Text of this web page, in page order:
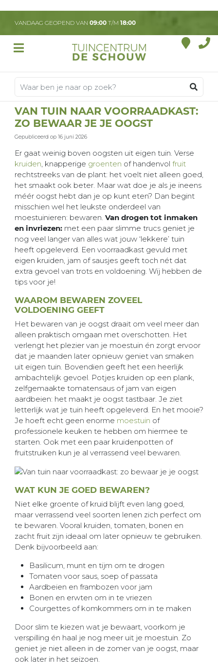
a
t
VANDAAG GEOPEND VAN 09:00 T/M 18:00
VAN TUIN NAAR VOORRAADKAST:
ZO BEWAAR JE JE OOGST
Gepubliceerd op 16 juni 2026
Er gaat weinig boven oogsten uit eigen tuin. Verse
kruiden, knapperige groenten of handenvol fruit
rechtstreeks van de plant: het voelt niet alleen goed,
het smaakt ook beter. Maar wat doe je als je ineens
méér oogst hebt dan je op kunt eten? Dan begint
misschien wel het leukste onderdeel van
moestuinieren: bewaren. Van drogen tot inmaken
en invriezen: met een paar slimme trucs geniet je
nog veel langer van alles wat jouw ‘lekkere’ tuin
heeft opgeleverd. Een voorraadkast gevuld met
eigen kruiden, jam of sausjes geeft toch nét dat
extra gevoel van trots en voldoening. Wij hebben de
tips voor je!
WAAROM BEWAREN ZOVEEL
VOLDOENING GEEFT
Het bewaren van je oogst draait om veel meer dan
alleen praktisch omgaan met overschotten. Het
verlengt het plezier van je moestuin én zorgt ervoor
dat je maanden later opnieuw geniet van smaken
uit eigen tuin. Bovendien geeft het een heerlijk
ambachtelijk gevoel. Potjes kruiden op een plank,
zelfgemaakte tomatensaus of jam van eigen
aardbeien: het maakt je oogst tastbaar. Je ziet
letterlijk wat je tuin heeft opgeleverd. En het mooie?
Je hoeft echt geen enorme moestuin of
professionele keuken te hebben om hiermee te
starten. Ook met een paar kruidenpotten of
fruitstruiken kun je al verrassend veel bewaren.
WAT KUN JE GOED BEWAREN?
Niet elke groente of kruid blijft even lang goed,
maar verrassend veel soorten lenen zich perfect om
te bewaren. Vooral kruiden, tomaten, bonen en
zacht fruit zijn ideaal om later opnieuw te gebruiken.
Denk bijvoorbeeld aan:
Basilicum, munt en tijm om te drogen
Tomaten voor saus, soep of passata
Aardbeien en frambozen voor jam
Bonen en erwten om in te vriezen
Courgettes of komkommers om in te maken
Door slim te kiezen wat je bewaart, voorkom je
verspilling én haal je nog meer uit je moestuin. Zo
geniet je niet alleen in de zomer van je oogst, maar
ook later in het seizoen.